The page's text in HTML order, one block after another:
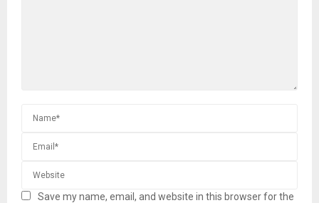
Save my name, email, and website in this browser for the